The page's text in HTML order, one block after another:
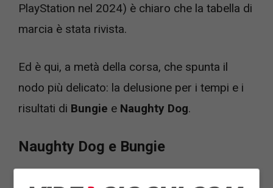
PlayStation nel 2024) è chiaro che la tabella di
marcia è stata rivista.
Ed è qui, a metà della corsa, che spunta il
nodo più delicato: la delusione per i tempi e i
risultati di Bungie e Naughty Dog.
Naughty Dog e Bungie